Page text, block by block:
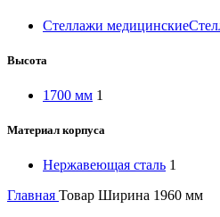
Стеллажи медицинские
Высота
1700 мм 1
Материал корпуса
Нержавеющая сталь 1
Главная Товар Ширина 1960 мм